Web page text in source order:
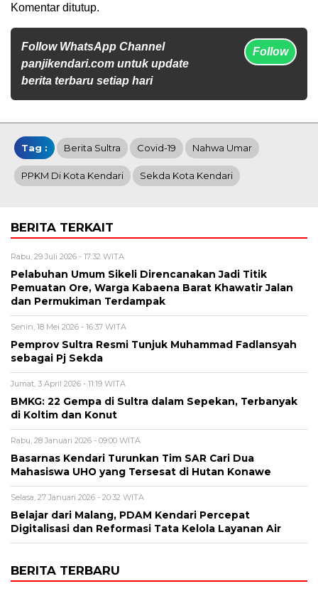
Komentar ditutup.
Follow WhatsApp Channel
panjikendari.com untuk update
berita terbaru setiap hari
Follow
Tag : Berita Sultra Covid-19 Nahwa Umar
PPKM Di Kota Kendari Sekda Kota Kendari
BERITA TERKAIT
Rabu, 29 Juli 2026 - 17:32 WITA
Pelabuhan Umum Sikeli Direncanakan Jadi Titik
Pemuatan Ore, Warga Kabaena Barat Khawatir Jalan
dan Permukiman Terdampak
Senin, 18 Mei 2026 - 16:37 WITA
Pemprov Sultra Resmi Tunjuk Muhammad Fadlansyah
sebagai Pj Sekda
Jumat, 3 April 2026 - 11:19 WITA
BMKG: 22 Gempa di Sultra dalam Sepekan, Terbanyak
di Koltim dan Konut
Rabu, 28 Januari 2026 - 09:00 WITA
Basarnas Kendari Turunkan Tim SAR Cari Dua
Mahasiswa UHO yang Tersesat di Hutan Konawe
Selasa, 27 Januari 2026 - 20:32 WITA
Belajar dari Malang, PDAM Kendari Percepat
Digitalisasi dan Reformasi Tata Kelola Layanan Air
BERITA TERBARU